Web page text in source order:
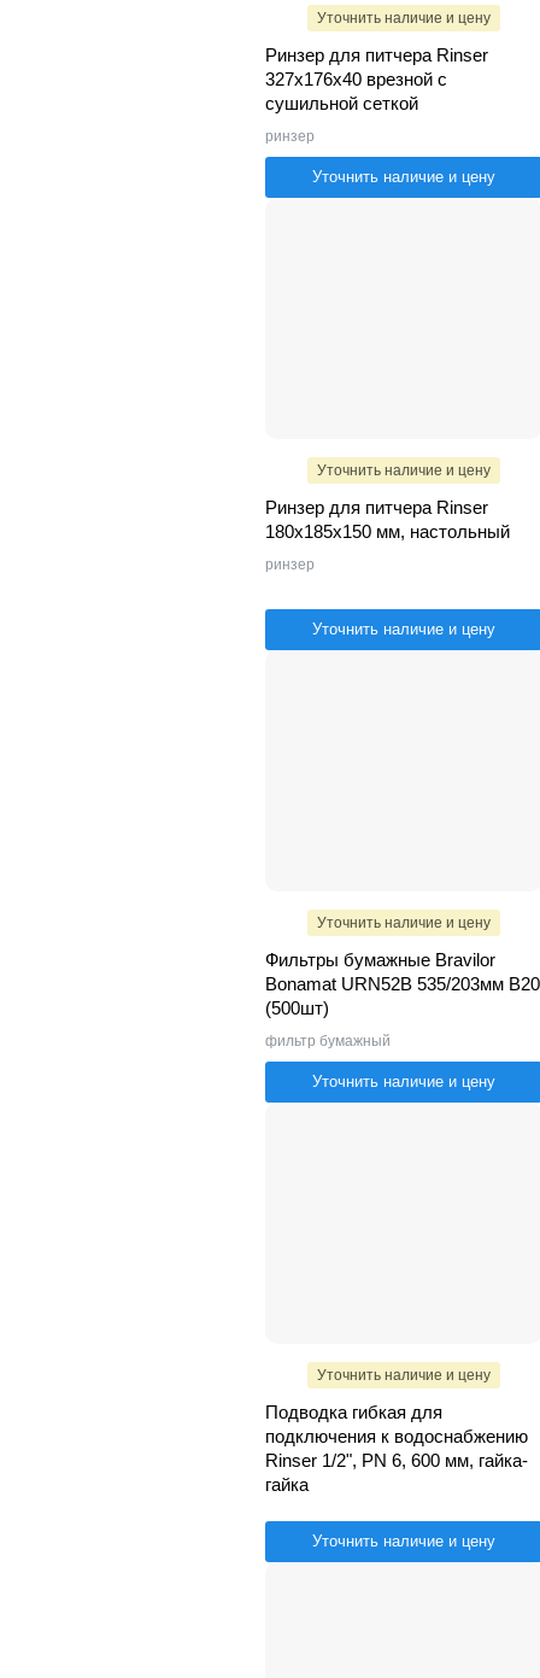
Уточнить наличие и цену
Ринзер для питчера Rinser
327x176x40 врезной с
сушильной сеткой
ринзер
Уточнить наличие и цену
Уточнить наличие и цену
Ринзер для питчера Rinser
180х185х150 мм, настольный
ринзер
Уточнить наличие и цену
Уточнить наличие и цену
Фильтры бумажные Bravilor
Bonamat URN52B 535/203мм B20
(500шт)
фильтр бумажный
Уточнить наличие и цену
Уточнить наличие и цену
Подводка гибкая для
подключения к водоснабжению
Rinser 1/2", PN 6, 600 мм, гайка-
гайка
Уточнить наличие и цену